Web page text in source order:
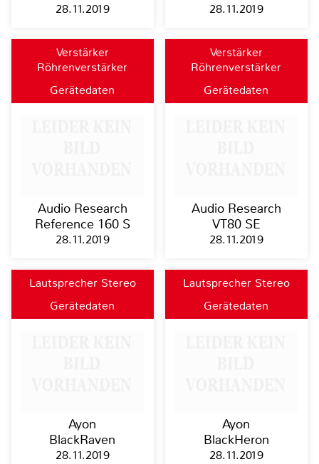
28.11.2019 28.11.2019
Verstärker
Röhrenverstärker
Gerätedaten
Audio Research
Reference 160 S
28.11.2019
Verstärker
Röhrenverstärker
Gerätedaten
Audio Research
VT80 SE
28.11.2019
Lautsprecher Stereo
Gerätedaten
Ayon
BlackRaven
28.11.2019
Lautsprecher Stereo
Gerätedaten
Ayon
BlackHeron
28.11.2019